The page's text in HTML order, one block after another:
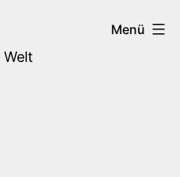
Menü